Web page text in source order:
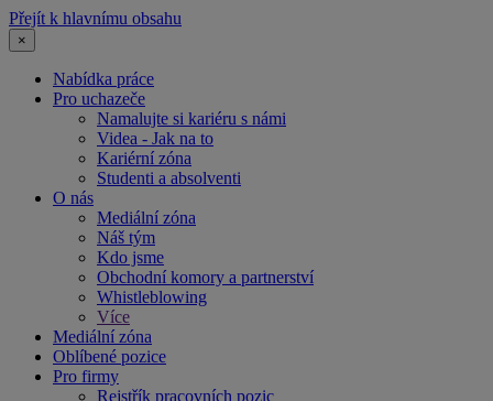
Přejít k hlavnímu obsahu
×
Nabídka práce
Pro uchazeče
Namalujte si kariéru s námi
Videa - Jak na to
Kariérní zóna
Studenti a absolventi
O nás
Mediální zóna
Náš tým
Kdo jsme
Obchodní komory a partnerství
Whistleblowing
Více
Mediální zóna
Oblíbené pozice
Pro firmy
Rejstřík pracovních pozic